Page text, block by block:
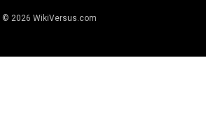
© 2026 WikiVersus.com